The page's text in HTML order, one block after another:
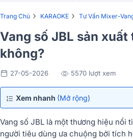
Trang Chủ › KARAOKE › Tư Vấn Mixer-
Vang số JBL sản
không?
27-05-2026 5570 lượt xem
Xem nhanh (Mở rộng)
Vang số JBL là một thương hiệu nổi
người tiêu dùng ưa chuộng bởi tích